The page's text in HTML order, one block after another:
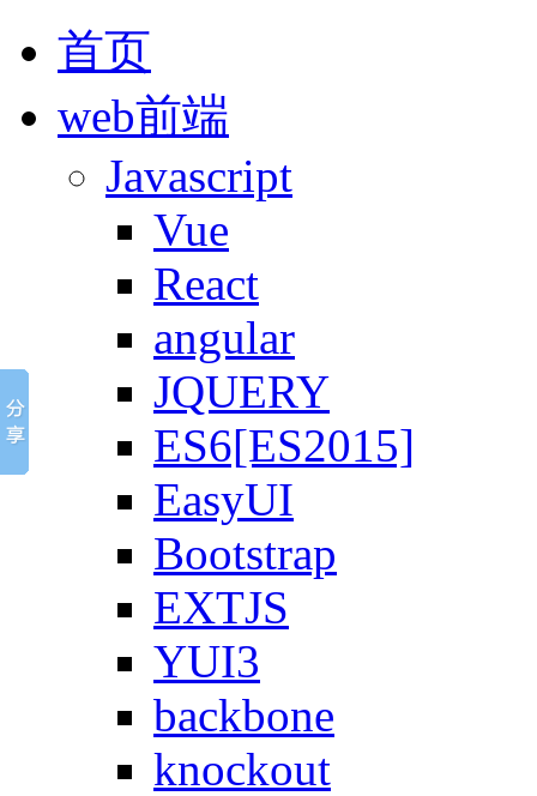
首页
web前端
Javascript
Vue
React
angular
JQUERY
ES6[ES2015]
EasyUI
Bootstrap
EXTJS
YUI3
backbone
knockout